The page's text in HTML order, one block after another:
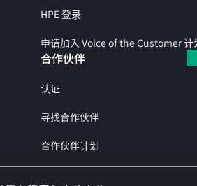
HPE 登录
申请加入 Voice of the Customer 计
合作伙伴
认证
寻找合作伙伴
合作伙伴计划